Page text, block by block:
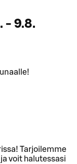
- 9.8.
Tarjoilemme
voit halutessasi